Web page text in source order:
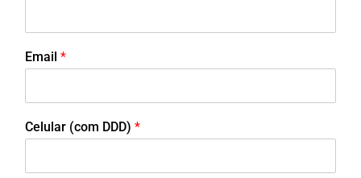
Email *
Celular (com DDD) *